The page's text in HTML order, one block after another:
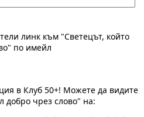
линк към "Светецът, който
по имейл
в Клуб 50+! Можете да видите
добро чрез слово" на: